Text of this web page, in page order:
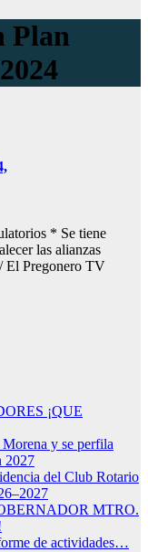
Plan
* Se tiene
las alianzas
El Pregonero TV
¡QUE
y se perfila
2027
del Club Rotario
MTRO.
de actividades…